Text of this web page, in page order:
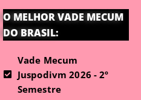
O MELHOR VADE MECUM
DO BRASIL:
Vade Mecum
Juspodivm 2026 - 2º
Semestre